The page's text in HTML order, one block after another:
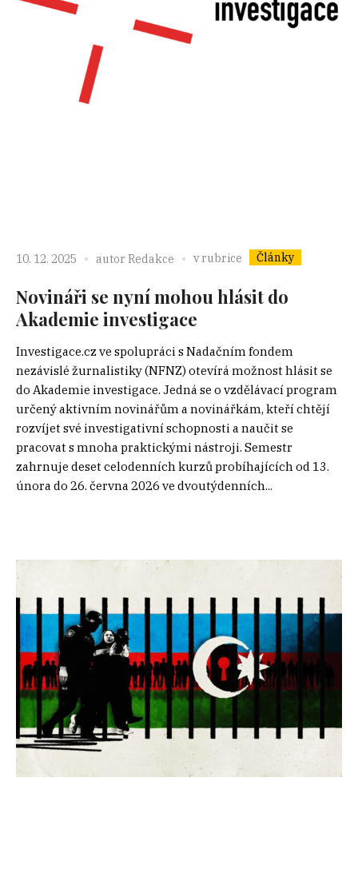
10. 12. 2025 autor Redakce v rubrice Články
Novináři se nyní mohou hlásit do
Akademie investigace
Investigace.cz ve spolupráci s Nadačním fondem
nezávislé žurnalistiky (NFNZ) otevírá možnost hlásit se
do Akademie investigace. Jedná se o vzdělávací program
určený aktivním novinářům a novinářkám, kteří chtějí
rozvíjet své investigativní schopnosti a naučit se
pracovat s mnoha praktickými nástroji. Semestr
zahrnuje deset celodenních kurzů probíhajících od 13.
února do 26. června 2026 ve dvoutýdenních...